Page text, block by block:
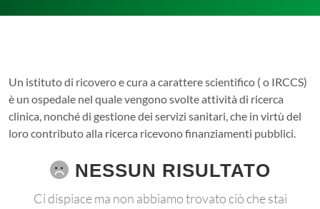
Un istituto di ricovero e cura a carattere scientifico ( o IRCCS)
è un ospedale nel quale vengono svolte attività di ricerca
clinica, nonché di gestione dei servizi sanitari, che in virtù del
loro contributo alla ricerca ricevono finanziamenti pubblici.
NESSUN RISULTATO
Ci dispiace ma non abbiamo trovato ciò che stai